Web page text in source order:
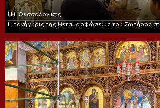
Ι.Μ. Θεσσαλονίκης
Η πανήγυρις της Μεταμορφώσεως του Σωτήρος